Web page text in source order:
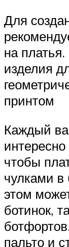
Для
на
изделия
принтом
Каждый
чтобы
чулками в
этом
ботинок,
пальто и